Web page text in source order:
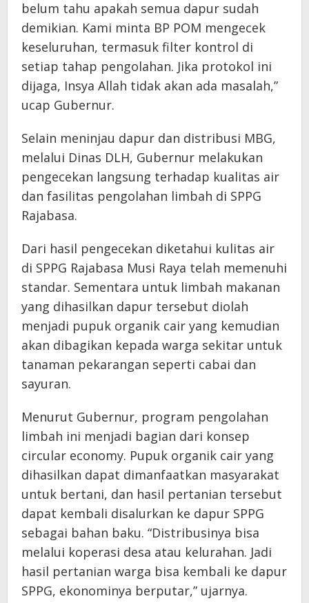
belum tahu apakah semua dapur sudah
demikian. Kami minta BP POM mengecek
keseluruhan, termasuk filter kontrol di
setiap tahap pengolahan. Jika protokol ini
dijaga, Insya Allah tidak akan ada masalah,”
ucap Gubernur.
Selain meninjau dapur dan distribusi MBG,
melalui Dinas DLH, Gubernur melakukan
pengecekan langsung terhadap kualitas air
dan fasilitas pengolahan limbah di SPPG
Rajabasa.
Dari hasil pengecekan diketahui kulitas air
di SPPG Rajabasa Musi Raya telah memenuhi
standar. Sementara untuk limbah makanan
yang dihasilkan dapur tersebut diolah
menjadi pupuk organik cair yang kemudian
akan dibagikan kepada warga sekitar untuk
tanaman pekarangan seperti cabai dan
sayuran.
Menurut Gubernur, program pengolahan
limbah ini menjadi bagian dari konsep
circular economy. Pupuk organik cair yang
dihasilkan dapat dimanfaatkan masyarakat
untuk bertani, dan hasil pertanian tersebut
dapat kembali disalurkan ke dapur SPPG
sebagai bahan baku. “Distribusinya bisa
melalui koperasi desa atau kelurahan. Jadi
hasil pertanian warga bisa kembali ke dapur
SPPG, ekonominya berputar,” ujarnya.